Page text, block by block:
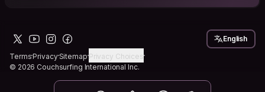
TermsPrivacySitemapPrivacy Choices
© 2026 Couchsurfing International Inc.
English